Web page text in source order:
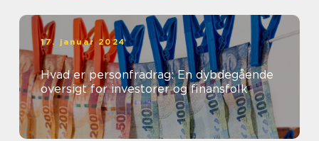
17. januar 2024
Hvad er personfradrag: En dybdegående
oversigt for investorer og finansfolk